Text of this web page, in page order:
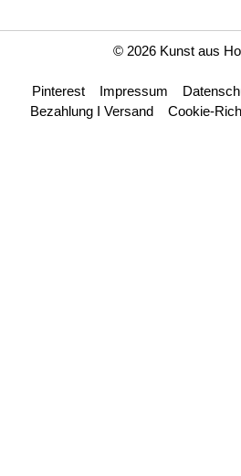
© 2026 Kunst aus
Pinterest Impressum
Bezahlung I Versand
Cookie-